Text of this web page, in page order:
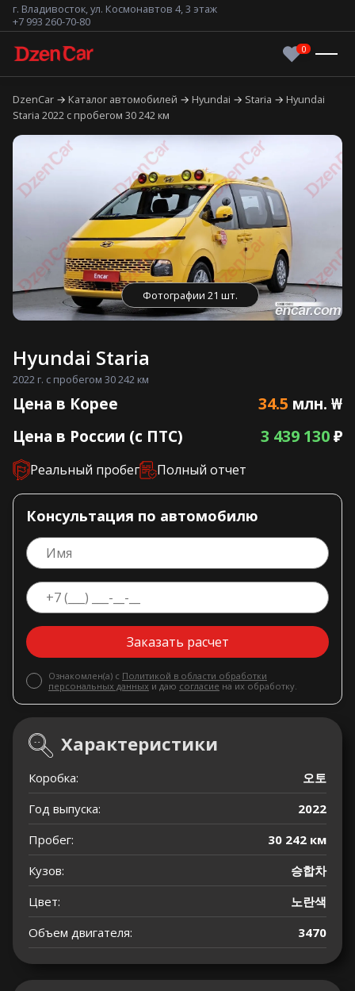
г. Владивосток, ул. Космонавтов 4, 3 этаж
+7 993 260-70-80
DzenCar Каталог автомобилей Hyundai Staria
Hyundai
Staria 2022 с пробегом 30 242 км
Фотографии 21 шт.
Hyundai Staria
2022 г. с пробегом 30 242 км
Цена в Корее 34.5 млн. ₩
Цена в России (с ПТС)
3 439 130₽
Реальный пробег Полный отчет
Консультация по автомобилю
Заказать расчет
Ознакомлен(а) с Политикой в области обработки
персональных данных и даю согласие на их обработку.
Характеристики
Коробка:
오토
Год выпуска:
2022
Пробег:
30 242 км
Кузов:
승합차
Цвет:
노란색
Объем двигателя:
3470